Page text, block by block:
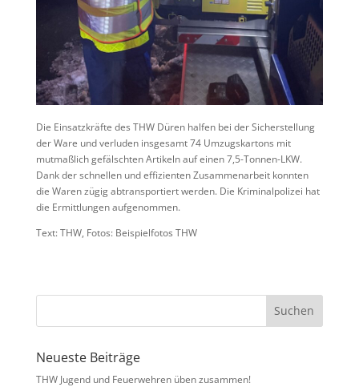
Die Einsatzkräfte des THW Düren halfen bei der Sicherstellung
der Ware und verluden insgesamt 74 Umzugskartons mit
mutmaßlich gefälschten Artikeln auf einen 7,5-Tonnen-LKW.
Dank der schnellen und effizienten Zusammenarbeit konnten
die Waren zügig abtransportiert werden. Die Kriminalpolizei hat
die Ermittlungen aufgenommen.
Text: THW, Fotos: Beispielfotos THW
Neueste Beiträge
THW Jugend und Feuerwehren üben zusammen!